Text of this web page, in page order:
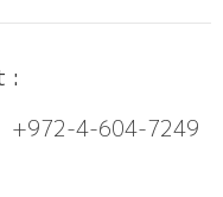
:
4-604-7249